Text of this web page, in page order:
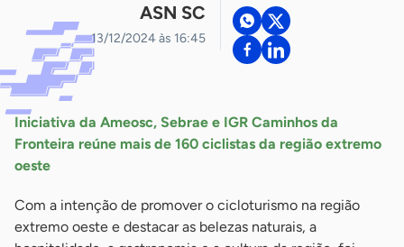
ASN SC
13/12/2024 às 16:45
Iniciativa da Ameosc, Sebrae e IGR Caminhos da
Fronteira reúne mais de 160 ciclistas da região extremo
oeste
Com a intenção de promover o cicloturismo na região
extremo oeste e destacar as belezas naturais, a